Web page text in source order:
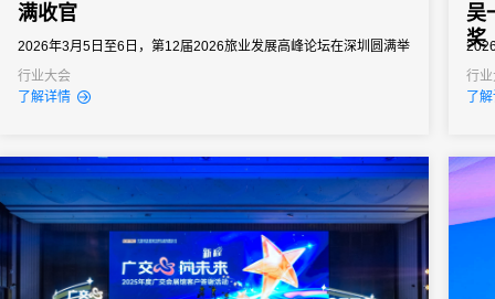
满收官
2026年3月5日至6日，第12届2026旅业发展高峰论坛在深圳圆满举
办。本次大会由旅业资讯主办，以“从规模竞争走向价值竞争”为核心
主题，汇聚近2000位全国旅业同仁参会，是2026年开年以来文旅行
行业大会
了解详情
吴
奖
自
一
行
了